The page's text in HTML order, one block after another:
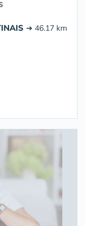
➔ 46.17 km